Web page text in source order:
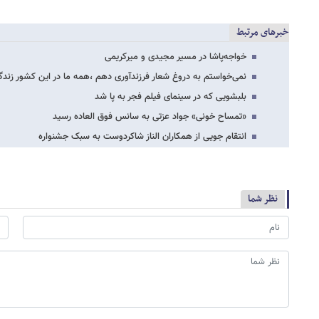
خبرهای مرتبط
خواجه‌پاشا در مسیر مجیدی و میرکریمی
نمی‌خواستم به دروغ شعار فرزندآوری دهم ،همه ما در این کشور
بلبشویی که در سینمای فیلم فجر به پا شد
«تمساح خونی» جواد عزتی به سانس فوق العاده رسید
انتقام جویی از همکاران الناز شاکردوست به سبک جشنواره
نظر شما